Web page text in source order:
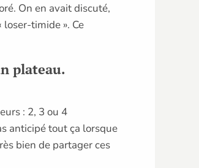
On en avait discuté,
timide ». Ce
plateau.
: 2, 3 ou 4
anticipé tout ça lorsque
bien de partager ces